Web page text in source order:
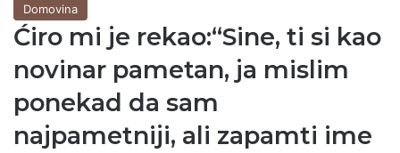
Domovina
Ćiro mi je rekao:“Sine, ti si kao
novinar pametan, ja mislim
ponekad da sam
najpametniji, ali zapamti ime